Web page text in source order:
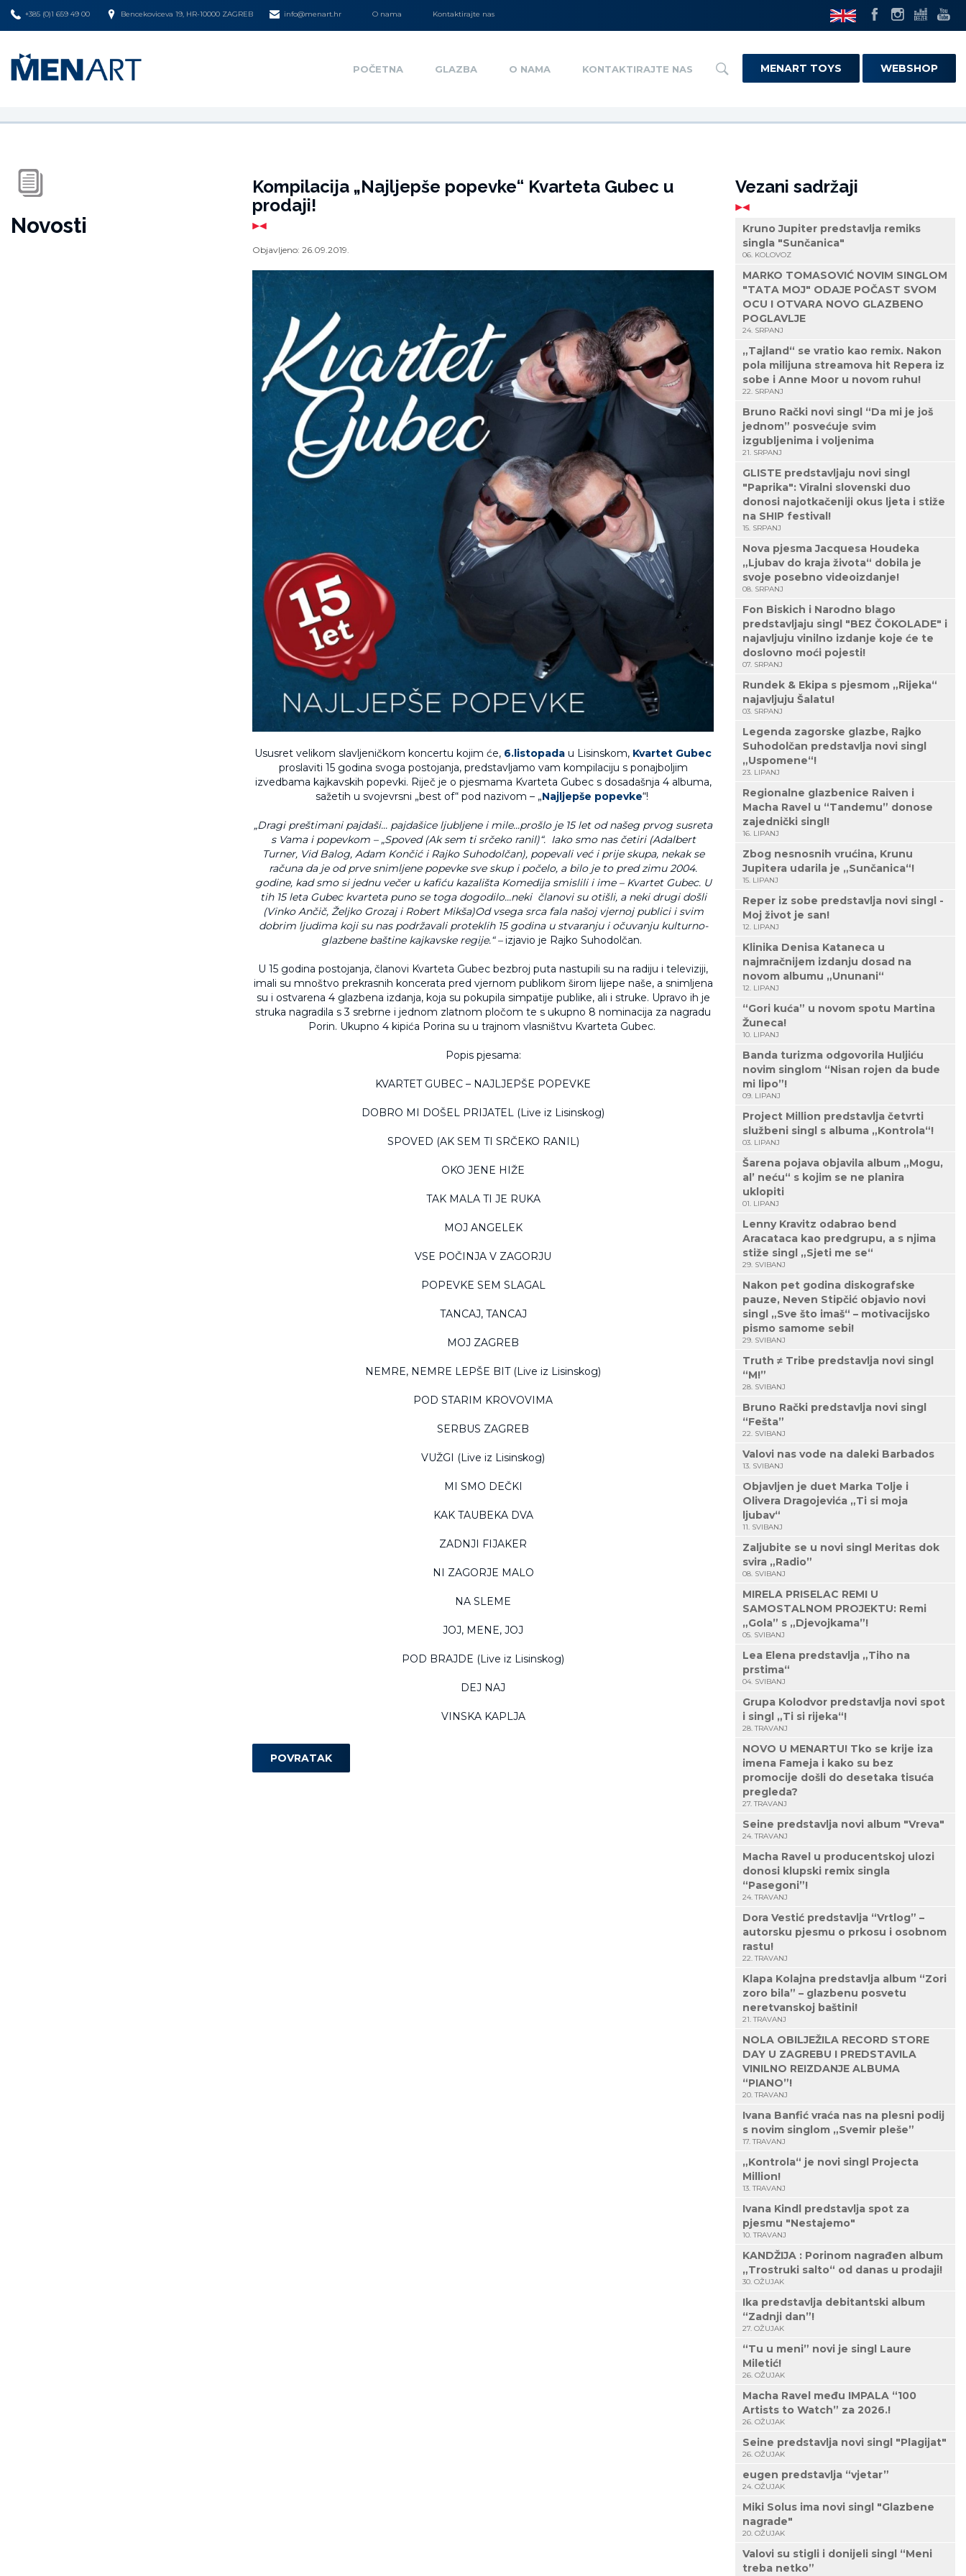
+385 (0)1 659 49 00 Bencekoviceva 19, HR-10000 ZAGREB info@menart.hr O nama Kontaktirajte nas
POČETNA GLAZBA O NAMA KONTAKTIRAJTE NAS MENART TOYS WEBSHOP
Novosti
Kompilacija „Najljepše popevke“ Kvarteta Gubec u
prodaji!
Objavljeno: 26.09.2019.
Ususret velikom slavljeničkom koncertu kojim će, 6.listopada u Lisinskom, Kvartet Gubec
proslaviti 15 godina svoga postojanja, predstavljamo vam kompilaciju s ponajboljim
izvedbama kajkavskih popevki. Riječ je o pjesmama Kvarteta Gubec s dosadašnja 4 albuma,
sažetih u svojevrsni „best of“ pod nazivom – „Najljepše popevke“!
„Dragi preštimani pajdaši... pajdašice ljubljene i mile...prošlo je 15 let od našeg prvog susreta
s Vama i popevkom – „Spoved (Ak sem ti srčeko ranil)“. Iako smo nas četiri (Adalbert
Turner, Vid Balog, Adam Končić i Rajko Suhodolčan), popevali već i prije skupa, nekak se
računa da je od prve snimljene popevke sve skup i počelo, a bilo je to pred zimu 2004.
godine, kad smo si jednu večer u kafiću kazališta Komedija smislili i ime – Kvartet Gubec. U
tih 15 leta Gubec kvarteta puno se toga dogodilo…neki članovi su otišli, a neki drugi došli
(Vinko Ančič, Željko Grozaj i Robert Mikša)Od vsega srca fala našoj vjernoj publici i svim
dobrim ljudima koji su nas podržavali proteklih 15 godina u stvaranju i očuvanju kulturno-
glazbene baštine kajkavske regije.“ –izjavio je Rajko Suhodolčan.
U 15 godina postojanja, članovi Kvarteta Gubec bezbroj puta nastupili su na radiju i televiziji,
imali su mnoštvo prekrasnih koncerata pred vjernom publikom širom lijepe naše, a snimljena
su i ostvarena 4 glazbena izdanja, koja su pokupila simpatije publike, ali i struke. Upravo ih je
struka nagradila s 3 srebrne i jednom zlatnom pločom te s ukupno 8 nominacija za nagradu
Porin. Ukupno 4 kipića Porina su u trajnom vlasništvu Kvarteta Gubec.
Popis pjesama:
KVARTET GUBEC – NAJLJEPŠE POPEVKE
DOBRO MI DOŠEL PRIJATEL (Live iz Lisinskog)
SPOVED (AK SEM TI SRČEKO RANIL)
OKO JENE HIŽE
TAK MALA TI JE RUKA
MOJ ANGELEK
VSE POČINJA V ZAGORJU
POPEVKE SEM SLAGAL
TANCAJ, TANCAJ
MOJ ZAGREB
NEMRE, NEMRE LEPŠE BIT (Live iz Lisinskog)
POD STARIM KROVOVIMA
SERBUS ZAGREB
VUŽGI (Live iz Lisinskog)
MI SMO DEČKI
KAK TAUBEKA DVA
ZADNJI FIJAKER
NI ZAGORJE MALO
NA SLEME
JOJ, MENE, JOJ
POD BRAJDE (Live iz Lisinskog)
DEJ NAJ
VINSKA KAPLJA
POVRATAK
Vezani sadržaji
Kruno Jupiter predstavlja remiks
singla "Sunčanica"
06. KOLOVOZ
MARKO TOMASOVIĆ NOVIM SINGLOM
"TATA MOJ" ODAJE POČAST SVOM
OCU I OTVARA NOVO GLAZBENO
POGLAVLJE
24. SRPANJ
„Tajland“ se vratio kao remix. Nakon
pola milijuna streamova hit Repera iz
sobe i Anne Moor u novom ruhu!
22. SRPANJ
Bruno Rački novi singl “Da mi je još
jednom” posvećuje svim
izgubljenima i voljenima
21. SRPANJ
GLISTE predstavljaju novi singl
"Paprika": Viralni slovenski duo
donosi najotkačeniji okus ljeta i stiže
na SHIP festival!
15. SRPANJ
Nova pjesma Jacquesa Houdeka
„Ljubav do kraja života“ dobila je
svoje posebno videoizdanje!
08. SRPANJ
Fon Biskich i Narodno blago
predstavljaju singl "BEZ ČOKOLADE" i
najavljuju vinilno izdanje koje će te
doslovno moći pojesti!
07. SRPANJ
Rundek & Ekipa s pjesmom „Rijeka“
najavljuju Šalatu!
03. SRPANJ
Legenda zagorske glazbe, Rajko
Suhodolčan predstavlja novi singl
„Uspomene“!
23. LIPANJ
Regionalne glazbenice Raiven i
Macha Ravel u “Tandemu” donose
zajednički singl!
16. LIPANJ
Zbog nesnosnih vrućina, Krunu
Jupitera udarila je „Sunčanica“!
15. LIPANJ
Reper iz sobe predstavlja novi singl -
Moj život je san!
12. LIPANJ
Klinika Denisa Kataneca u
najmračnijem izdanju dosad na
novom albumu „Ununani“
12. LIPANJ
“Gori kuća” u novom spotu Martina
Žuneca!
10. LIPANJ
Banda turizma odgovorila Huljiću
novim singlom “Nisan rojen da bude
mi lipo”!
09. LIPANJ
Project Million predstavlja četvrti
službeni singl s albuma „Kontrola“!
03. LIPANJ
Šarena pojava objavila album „Mogu,
al’ neću“ s kojim se ne planira
uklopiti
01. LIPANJ
Lenny Kravitz odabrao bend
Aracataca kao predgrupu, a s njima
stiže singl „Sjeti me se“
29. SVIBANJ
Nakon pet godina diskografske
pauze, Neven Stipčić objavio novi
singl „Sve što imaš“ – motivacijsko
pismo samome sebi!
29. SVIBANJ
Truth ≠ Tribe predstavlja novi singl
“M!”
28. SVIBANJ
Bruno Rački predstavlja novi singl
“Fešta”
22. SVIBANJ
Valovi nas vode na daleki Barbados
13. SVIBANJ
Objavljen je duet Marka Tolje i
Olivera Dragojevića „Ti si moja
ljubav“
11. SVIBANJ
Zaljubite se u novi singl Meritas dok
svira „Radio”
08. SVIBANJ
MIRELA PRISELAC REMI U
SAMOSTALNOM PROJEKTU: Remi
„Gola” s „Djevojkama”!
05. SVIBANJ
Lea Elena predstavlja „Tiho na
prstima“
04. SVIBANJ
Grupa Kolodvor predstavlja novi spot
i singl „Ti si rijeka“!
28. TRAVANJ
NOVO U MENARTU! Tko se krije iza
imena Fameja i kako su bez
promocije došli do desetaka tisuća
pregleda?
27. TRAVANJ
Seine predstavlja novi album "Vreva"
24. TRAVANJ
Macha Ravel u producentskoj ulozi
donosi klupski remix singla
“Pasegoni”!
24. TRAVANJ
Dora Vestić predstavlja “Vrtlog” –
autorsku pjesmu o prkosu i osobnom
rastu!
22. TRAVANJ
Klapa Kolajna predstavlja album “Zori
zoro bila” – glazbenu posvetu
neretvanskoj baštini!
21. TRAVANJ
NOLA OBILJEŽILA RECORD STORE
DAY U ZAGREBU I PREDSTAVILA
VINILNO REIZDANJE ALBUMA
“PIANO”!
20. TRAVANJ
Ivana Banfić vraća nas na plesni podij
s novim singlom „Svemir pleše”
17. TRAVANJ
„Kontrola“ je novi singl Projecta
Million!
13. TRAVANJ
Ivana Kindl predstavlja spot za
pjesmu "Nestajemo"
10. TRAVANJ
KANDŽIJA : Porinom nagrađen album
„Trostruki salto“ od danas u prodaji!
30. OŽUJAK
Ika predstavlja debitantski album
“Zadnji dan”!
27. OŽUJAK
“Tu u meni” novi je singl Laure
Miletić!
26. OŽUJAK
Macha Ravel među IMPALA “100
Artists to Watch” za 2026.!
26. OŽUJAK
Seine predstavlja novi singl "Plagijat"
26. OŽUJAK
eugen predstavlja “vjetar”
24. OŽUJAK
Miki Solus ima novi singl "Glazbene
nagrade"
20. OŽUJAK
Valovi su stigli i donijeli singl “Meni
treba netko”